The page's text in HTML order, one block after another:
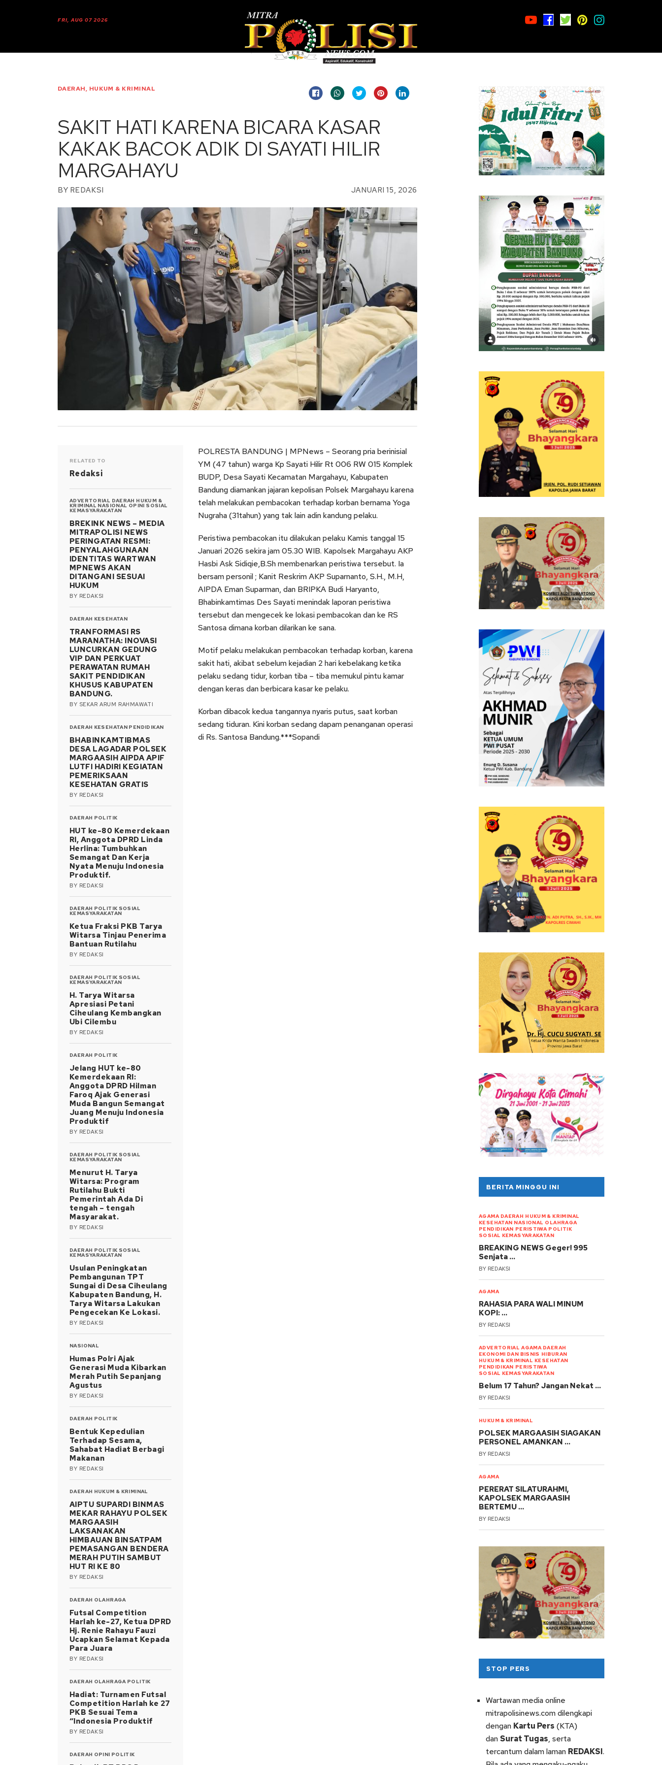
FRI, AUG 07 2026
DAERAH, HUKUM & KRIMINAL
SAKIT HATI KARENA BICARA KASAR
KAKAK BACOK ADIK DI SAYATI HILIR
MARGAHAYU
BY REDAKSI JANUARI 15, 2026
RELATED TO
Redaksi
ADVERTORIAL DAERAH HUKUM &
KRIMINAL NASIONAL OPINI SOSIAL
KEMASYARAKATAN
BREKINK NEWS – MEDIA
MITRAPOLISI NEWS
PERINGATAN RESMI:
PENYALAHGUNAAN
IDENTITAS WARTWAN
MPNEWS AKAN
DITANGANI SESUAI
HUKUM
BY REDAKSI
DAERAH KESEHATAN
TRANFORMASI RS
MARANATHA: INOVASI
LUNCURKAN GEDUNG
VIP DAN PERKUAT
PERAWATAN RUMAH
SAKIT PENDIDIKAN
KHUSUS KABUPATEN
BANDUNG.
BY SEKAR ARUM RAHMAWATI
DAERAH KESEHATAN PENDIDIKAN
BHABINKAMTIBMAS
DESA LAGADAR POLSEK
MARGAASIH AIPDA APIF
LUTFI HADIRI KEGIATAN
PEMERIKSAAN
KESEHATAN GRATIS
BY REDAKSI
DAERAH POLITIK
HUT ke-80 Kemerdekaan
RI, Anggota DPRD Linda
Herlina: Tumbuhkan
Semangat Dan Kerja
Nyata Menuju Indonesia
Produktif.
BY REDAKSI
DAERAH POLITIK SOSIAL
KEMASYARAKATAN
Ketua Fraksi PKB Tarya
Witarsa Tinjau Penerima
Bantuan Rutilahu
BY REDAKSI
DAERAH POLITIK SOSIAL
KEMASYARAKATAN
H. Tarya Witarsa
Apresiasi Petani
Ciheulang Kembangkan
Ubi Cilembu
BY REDAKSI
DAERAH POLITIK
Jelang HUT ke-80
Kemerdekaan RI:
Anggota DPRD Hilman
Faroq Ajak Generasi
Muda Bangun Semangat
Juang Menuju Indonesia
Produktif
BY REDAKSI
DAERAH POLITIK SOSIAL
KEMASYARAKATAN
Menurut H. Tarya
Witarsa: Program
Rutilahu Bukti
Pemerintah Ada Di
tengah – tengah
Masyarakat.
BY REDAKSI
DAERAH POLITIK SOSIAL
KEMASYARAKATAN
Usulan Peningkatan
Pembangunan TPT
Sungai di Desa Ciheulang
Kabupaten Bandung, H.
Tarya Witarsa Lakukan
Pengecekan Ke Lokasi.
BY REDAKSI
NASIONAL
Humas Polri Ajak
Generasi Muda Kibarkan
Merah Putih Sepanjang
Agustus
BY REDAKSI
DAERAH POLITIK
Bentuk Kepedulian
Terhadap Sesama,
Sahabat Hadiat Berbagi
Makanan
BY REDAKSI
DAERAH HUKUM & KRIMINAL
AIPTU SUPARDI BINMAS
MEKAR RAHAYU POLSEK
MARGAASIH
LAKSANAKAN
HIMBAUAN BINSATPAM
PEMASANGAN BENDERA
MERAH PUTIH SAMBUT
HUT RI KE 80
BY REDAKSI
DAERAH OLAHRAGA
Futsal Competition
Harlah ke-27, Ketua DPRD
Hj. Renie Rahayu Fauzi
Ucapkan Selamat Kepada
Para Juara
BY REDAKSI
DAERAH OLAHRAGA POLITIK
Hadiat: Turnamen Futsal
Competition Harlah ke 27
PKB Sesuai Tema
“Indonesia Produktif
BY REDAKSI
DAERAH OPINI POLITIK
POLRESTA BANDUNG | MPNews – Seorang pria berinisial
YM (47 tahun) warga Kp Sayati Hilir Rt 006 RW 015 Komplek
BUDP, Desa Sayati Kecamatan Margahayu, Kabupaten
Bandung diamankan jajaran kepolisan Polsek Margahayu karena
telah melakukan pembacokan terhadap korban bernama Yoga
Nugraha (31tahun) yang tak lain adin kandung pelaku.
Peristiwa pembacokan itu dilakukan pelaku Kamis tanggal 15
Januari 2026 sekira jam 05.30 WIB. Kapolsek Margahayu AKP
Hasbi Ask Sidiqie,B.Sh membenarkan peristiwa tersebut. Ia
bersam personil ; Kanit Reskrim AKP Suparnanto, S.H., M.H,
AIPDA Eman Suparman, dan BRIPKA Budi Haryanto,
Bhabinkamtimas Des Sayati menindak laporan peristiwa
tersebut dan mengecek ke lokasi pembacokan dan ke RS
Santosa dimana korban dilarikan ke sana.
Motif pelaku melakukan pembacokan terhadap korban, karena
sakit hati, akibat sebelum kejadian 2 hari kebelakang ketika
pelaku sedang tidur, korban tiba – tiba memukul pintu kamar
dengan keras dan berbicara kasar ke pelaku.
Korban dibacok kedua tangannya nyaris putus, saat korban
sedang tiduran. Kini korban sedang dapam penanganan operasi
di Rs. Santosa Bandung.***Sopandi
BERITA MINGGU INI
AGAMA DAERAH HUKUM & KRIMINAL
KESEHATAN NASIONAL OLAHRAGA
PENDIDIKAN PERISTIWA POLITIK
SOSIAL KEMASYARAKATAN
BREAKING NEWS Geger! 995
Senjata …
BY REDAKSI
AGAMA
RAHASIA PARA WALI MINUM
KOPI: …
BY REDAKSI
ADVERTORIAL AGAMA DAERAH
EKONOMI DAN BISNIS HIBURAN
HUKUM & KRIMINAL KESEHATAN
PENDIDIKAN PERISTIWA
SOSIAL KEMASYARAKATAN
Belum 17 Tahun? Jangan Nekat …
BY REDAKSI
HUKUM & KRIMINAL
POLSEK MARGAASIH SIAGAKAN
PERSONEL AMANKAN …
BY REDAKSI
AGAMA
PERERAT SILATURAHMI,
KAPOLSEK MARGAASIH
BERTEMU …
BY REDAKSI
STOP PERS
Wartawan media online
mitrapolisinews.com dilengkapi
dengan Kartu Pers (KTA)
dan Surat Tugas, serta
tercantum dalam laman REDAKSI.